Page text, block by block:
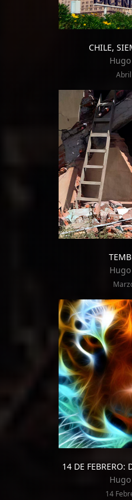
CHILE,
14 DE FEBRERO:
14